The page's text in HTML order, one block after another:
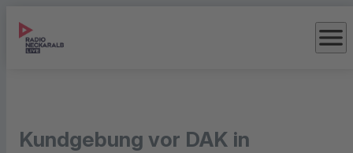
menu
Kundgebung vor DAK in